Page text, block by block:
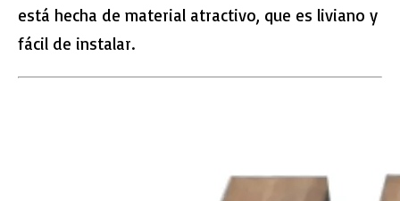
807-13 EIR Surface Plank SPC Pisos 261-16 EIR Surface SPC Tiles
está hecha de material atractivo, que es liviano y
fácil de instalar.